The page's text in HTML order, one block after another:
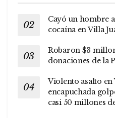
Cayó un hombre
cocaína en Villa
Robaron $3
donaciones de la
Violento asalto en
encapuchada
casi 50 millones